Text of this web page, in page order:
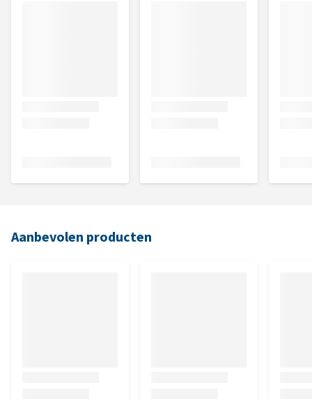
Aanbevolen producten